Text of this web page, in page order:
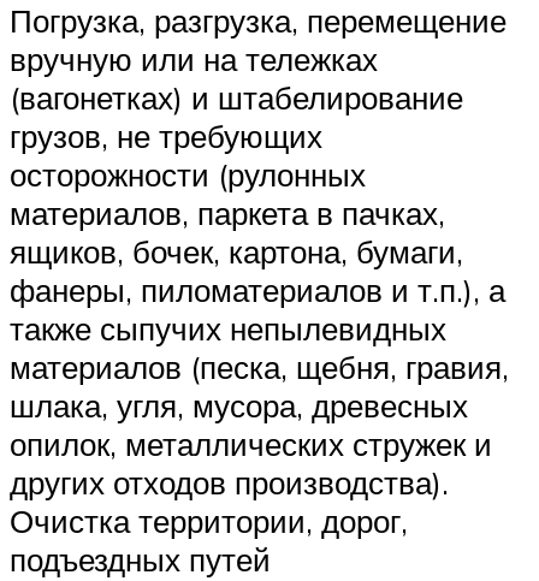
Погрузка, разгрузка, перемещение
вручную или на тележках
(вагонетках) и штабелирование
грузов, не требующих
осторожности (рулонных
материалов, паркета в пачках,
ящиков, бочек, картона, бумаги,
фанеры, пиломатериалов и т.п.), а
также сыпучих непылевидных
материалов (песка, щебня, гравия,
шлака, угля, мусора, древесных
опилок, металлических стружек и
других отходов производства).
Очистка территории, дорог,
подъездных путей